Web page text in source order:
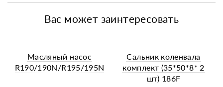
Вас может заинтересовать
Масляный насос
R190/190N/R195/195N
Сальник коленвала
комплект (35*50*8* 2
шт) 186F